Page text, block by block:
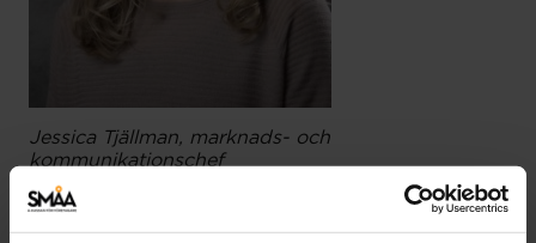
Jessica Tjällman, marknads- och
kommunikationschef